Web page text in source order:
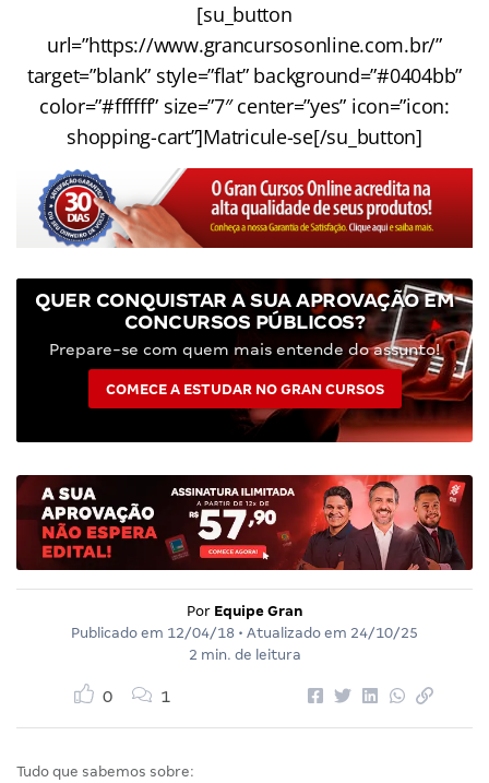
[su_button
url=”https://www.grancursosonline.com.br/”
target=”blank” style=”flat” background=”#0404bb”
color=”#ffffff” size=”7″ center=”yes” icon=”icon:
shopping-cart”]Matricule-se[/su_button]
QUER CONQUISTAR A SUA APROVAÇÃO EM
CONCURSOS PÚBLICOS?
Prepare-se com quem mais entende do assunto!
COMECE A ESTUDAR NO GRAN CURSOS
Por Equipe Gran
Publicado em 12/04/18 • Atualizado em 24/10/25
2 min. de leitura
0 1
Tudo que sabemos sobre: